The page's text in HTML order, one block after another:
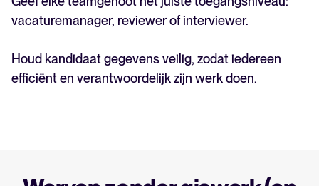
vacaturemanager, reviewer of interviewer.
Houd kandidaat gegevens veilig, zodat iedereen
efficiënt en verantwoordelijk zijn werk doen.